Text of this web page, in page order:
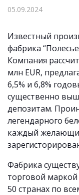
05.09.2024
Известный
фабрика
Компания
млн EUR,
6,5% и 6,8%
существенно
депозитам.
легендарного
каждый
Фабрика
торговой маркой
50 странах по